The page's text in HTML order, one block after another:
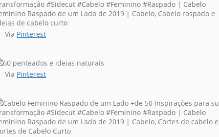
Via Pinterest
Via Pinterest